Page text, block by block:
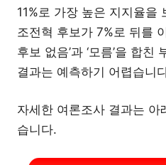
11%로 가장 높은 지지율을
조전혁 후보가 7%로 뒤를
후보 없음’과 ‘모름’을 합
결과는 예측하기 어렵습니
자세한 여론조사 결과는 아
습니다.